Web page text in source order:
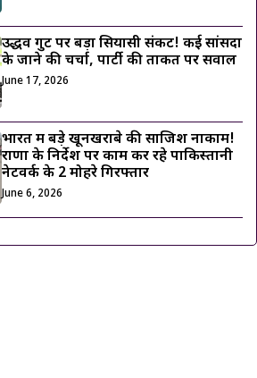
उद्धव गुट पर बड़ा सियासी संकट! कई सांसदों
के जाने की चर्चा, पार्टी की ताकत पर सवाल
June 17, 2026
भारत में बड़े खूनखराबे की साजिश नाकाम!
राणा के निर्देश पर काम कर रहे पाकिस्तानी
नेटवर्क के 2 मोहरे गिरफ्तार
June 6, 2026